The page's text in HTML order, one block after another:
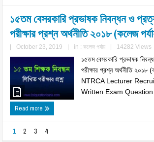
১৫তম বেসরকারি প্রভাষক নিবন্ধন ও
পরীক্ষার প্রশ্ন অর্থনীতি ২০১৮ (কলেজ
October 23, 2019 in :কলেজ পর্যায় 14282 Views
১৫তম বেসরকারি প্রভাষক
পরীক্ষার প্রশ্ন অর্থনীতি ২০১৮
NTRCA Lecturer
Written Exam Question
Read more
1 2 3 4